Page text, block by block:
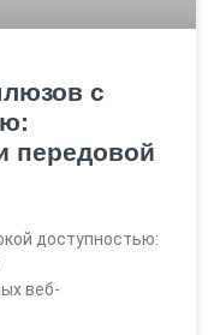
с
передовой
доступностью:
веб-